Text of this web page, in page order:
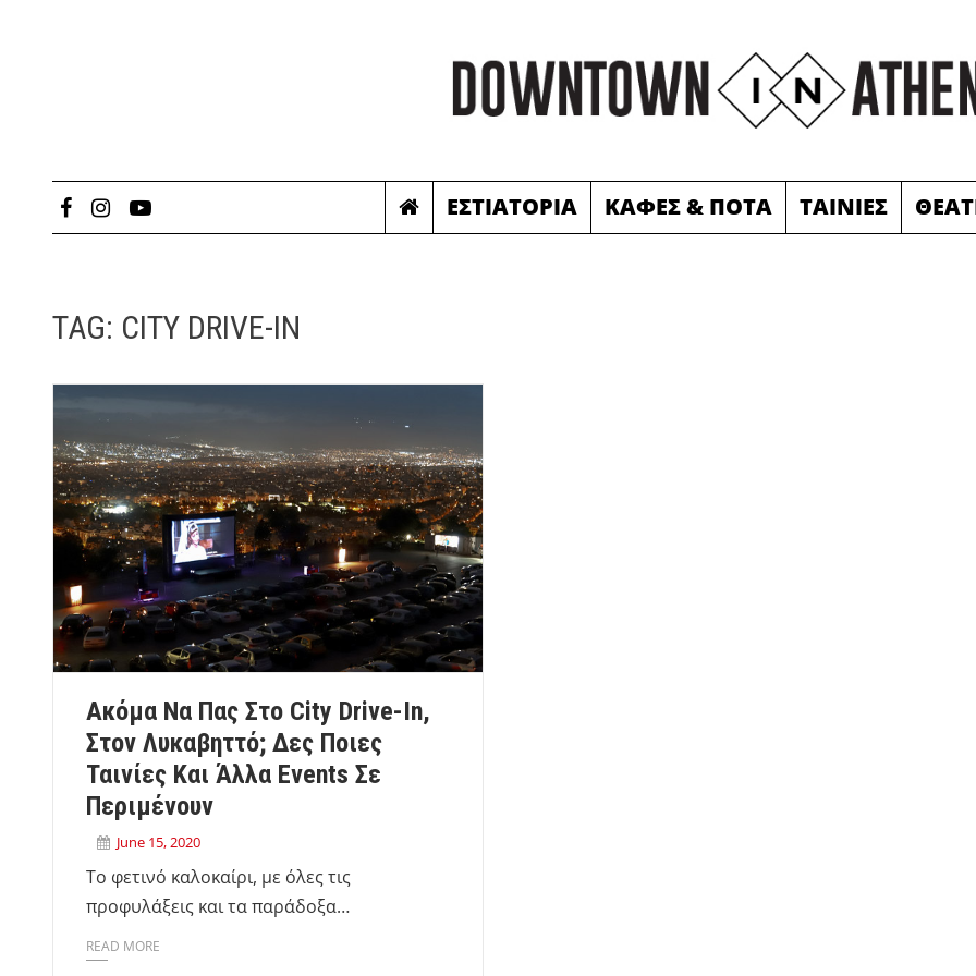
ΕΣΤΙΑΤΟΡΙΑ ΚΑΦΕΣ & ΠΟΤΑ ΤΑΙΝΙΕΣ
TAG: CITY DRIVE-IN
Ακόμα Να Πας Στο City Drive-In,
Στον Λυκαβηττό; Δες Ποιες
Ταινίες Και Άλλα Events Σε
Περιμένουν
June 15, 2020
Το φετινό καλοκαίρι, με όλες τις
προφυλάξεις και τα παράδοξα…
READ MORE